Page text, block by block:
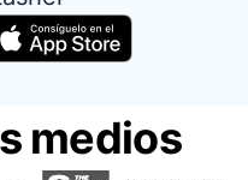
medios